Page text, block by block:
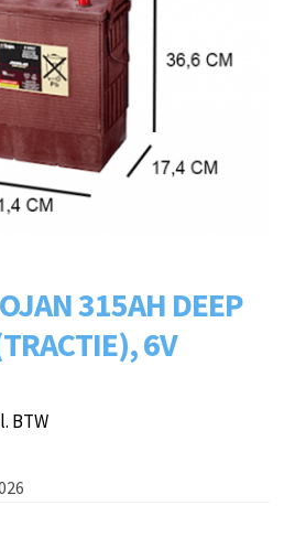
315AH DEEP
6V
BTW